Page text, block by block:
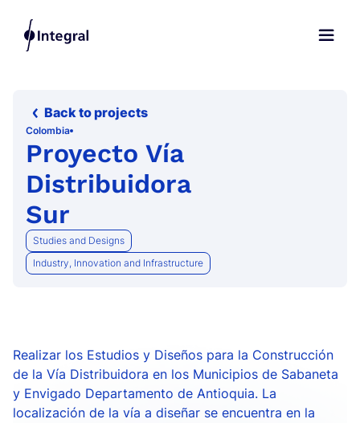
Back to projects
Colombia
Proyecto Vía
Distribuidora
Sur
Studies and Designs
Industry, Innovation and Infrastructure
Realizar los Estudios y Diseños para la Construcción
de la Vía Distribuidora en los Municipios de Sabaneta
y Envigado Departamento de Antioquia. La
localización de la vía a diseñar se encuentra en la